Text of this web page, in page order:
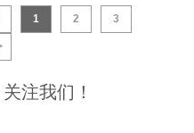
1 2 3
注我们！